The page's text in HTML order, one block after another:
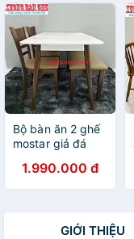
Bộ bàn ăn 2 ghế
mostar giả đá
Biên Hòa Bình
Dương
1.990.000 đ
GIỚI THIỆU